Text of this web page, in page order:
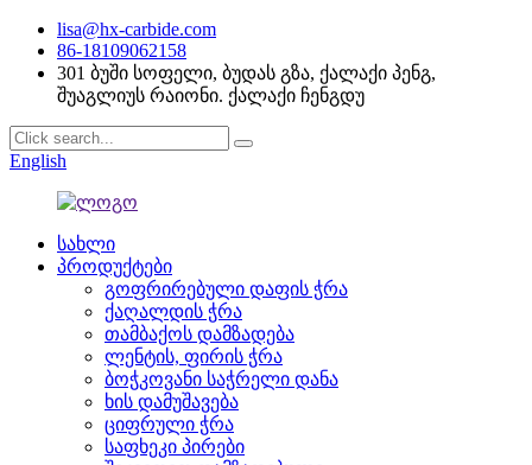
lisa@hx-carbide.com
86-18109062158
301 ბუში სოფელი, ბუდას გზა, ქალაქი პენგ,
შუაგლიუს რაიონი. ქალაქი ჩენგდუ
English
სახლი
პროდუქტები
გოფრირებული დაფის ჭრა
ქაღალდის ჭრა
თამბაქოს დამზადება
ლენტის, ფირის ჭრა
ბოჭკოვანი საჭრელი დანა
ხის დამუშავება
ციფრული ჭრა
საფხეკი პირები